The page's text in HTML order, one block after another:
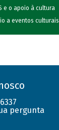
e o apoio à cultura
a eventos culturais
pergunta